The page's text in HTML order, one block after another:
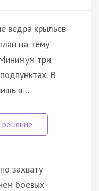
ведра крыльев
на тему
три
В
в…
захвату
боевых